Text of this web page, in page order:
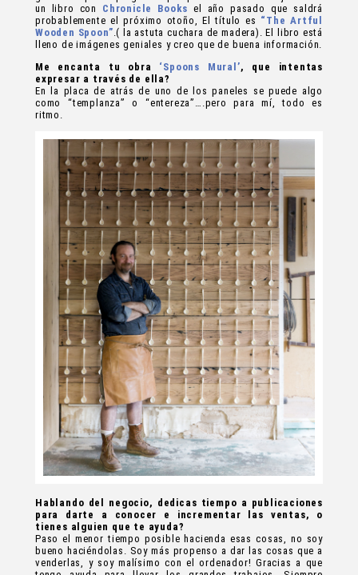
un libro con Chronicle Booksel año pasado que saldrá
probablemente el próximo otoño, El título es “The Artful
Wooden Spoon” .( la astuta cuchara de madera). El libro está
lleno de imágenes geniales y creo que de buena información.
Me encanta tu obra ‘Spoons Mural’, que intentas
expresar a través de ella?
En la placa de atrás de uno de los paneles se puede algo
como “templanza” o “entereza”….pero para mí, todo es
ritmo.
Hablando del negocio, dedicas tiempo a publicaciones
para darte a conocer e incrementar las ventas, o
tienes alguien que te ayuda?
Paso el menor tiempo posible hacienda esas cosas, no soy
bueno haciéndolas. Soy más propenso a dar las cosas que a
venderlas, y soy malísimo con el ordenador! Gracias a que